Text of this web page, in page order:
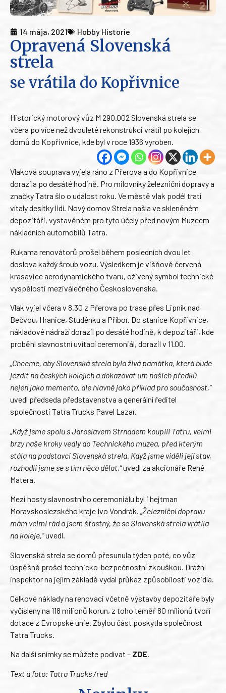
14 mája, 2021 Hobby Historie
Opravená Slovenská
strela
se vrátila do Kopřivnice
Historický motorový vůz M 290.002 Slovenská strela se
včera po více než dvouleté rekonstrukci vrátil po kolejích
domů do Kopřivnice, kde byl v roce 1936 vyroben.
Vlaková souprava vyjela ráno z Přerova a do Kopřivnice
dorazila po desáté hodině. Pro milovníky železniční dopravy a
značky Tatra šlo o událost roku. Ve městě vlak podél trati
vítaly desítky lidí. Nový domov Strela našla ve skleněném
depozitáři, vystavěném pro tyto účely před novým Muzeem
nákladních automobilů Tatra.
Rukama renovátorů prošel během posledních dvou let
doslova každý šroub vozu. Výsledkem je višňově červená
krasavice aerodynamického tvaru, oživený symbol technické
vyspělosti meziválečného Československa.
Vlak vyjel včera v 8.30 z Přerova po trase přes Lipník nad
Bečvou, Hranice, Studénku a Příbor. Do stanice Kopřivnice,
nákladové nádraží dorazil po desáté hodině, k depozitáři, kde
proběhl slavnostní uvítací ceremoniál, dorazil v 11.00.
„Chceme, aby Slovenská strela byla živá památka, která bude
jezdit na českých kolejích a dokazovat um našich předků
nejen jako memento, ale hlavně jako příklad pro současnost,“
uvedl předseda představenstva a generální ředitel
společnosti Tatra Trucks Pavel Lazar.
„Když jsme spolu s Jaroslavem Strnadem koupili Tatru, velmi
brzy naše kroky vedly do Technického muzea, před kterým
stála na podstavci Slovenská strela. Když jsme viděli její stav,
rozhodli jsme se s tím něco dělat,“uvedl za akcionáře René
Matera.
Mezi hosty slavnostního ceremoniálu byl i hejtman
Moravskoslezského kraje Ivo Vondrák. „Železniční dopravu
mám velmi rád a jsem šťastný, že se Slovenská strela vrátila
na koleje,“uvedl.
Slovenská strela se domů přesunula týden poté, co vůz
úspěšně prošel technicko-bezpečnostní zkouškou. Drážní
inspektor na jejím základě vydal průkaz způsobilosti vozidla.
Celkové náklady na renovaci včetně výstavby depozitáře byly
vyčísleny na 118 milionů korun, z toho téměř 80 milionů tvoří
dotace z Evropské unie. Zbylou část poskytla společnost
Tatra Trucks.
Na další snímky se můžete podívat – ZDE.
Text a foto: Tatra Trucks /red